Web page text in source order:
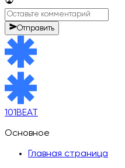
Отправить
101BEAT
Основное
Главная страница